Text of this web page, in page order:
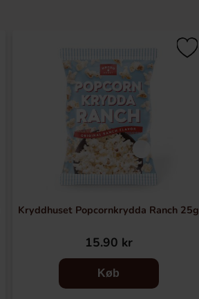
Kryddhuset Popcornkrydda Ranch 25g
15.90 kr
Køb